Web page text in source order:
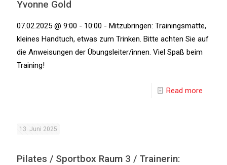
Yvonne Gold
07.02.2025 @ 9:00 - 10:00 - Mitzubringen: Trainingsmatte,
kleines Handtuch, etwas zum Trinken. Bitte achten Sie auf
die Anweisungen der Übungsleiter/innen. Viel Spaß beim
Training!
Read more
13. Juni 2025
Pilates / Sportbox Raum 3 / Trainerin: